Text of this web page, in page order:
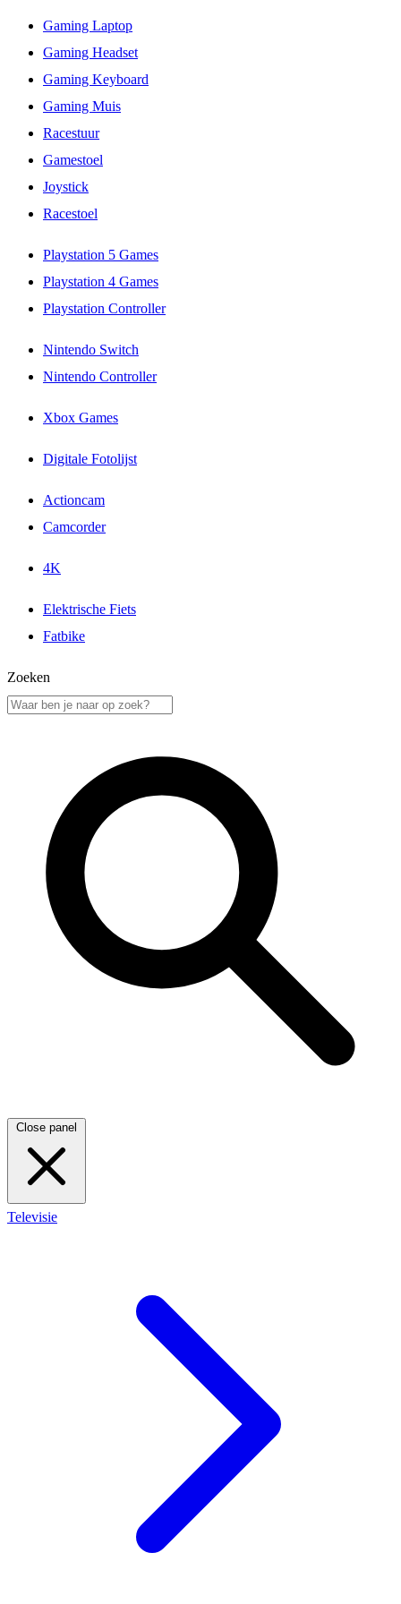
Gaming Laptop
Gaming Headset
Gaming Keyboard
Gaming Muis
Racestuur
Gamestoel
Joystick
Racestoel
Playstation 5 Games
Playstation 4 Games
Playstation Controller
Nintendo Switch
Nintendo Controller
Xbox Games
Digitale Fotolijst
Actioncam
Camcorder
4K
Elektrische Fiets
Fatbike
Zoeken
Close panel
Televisie